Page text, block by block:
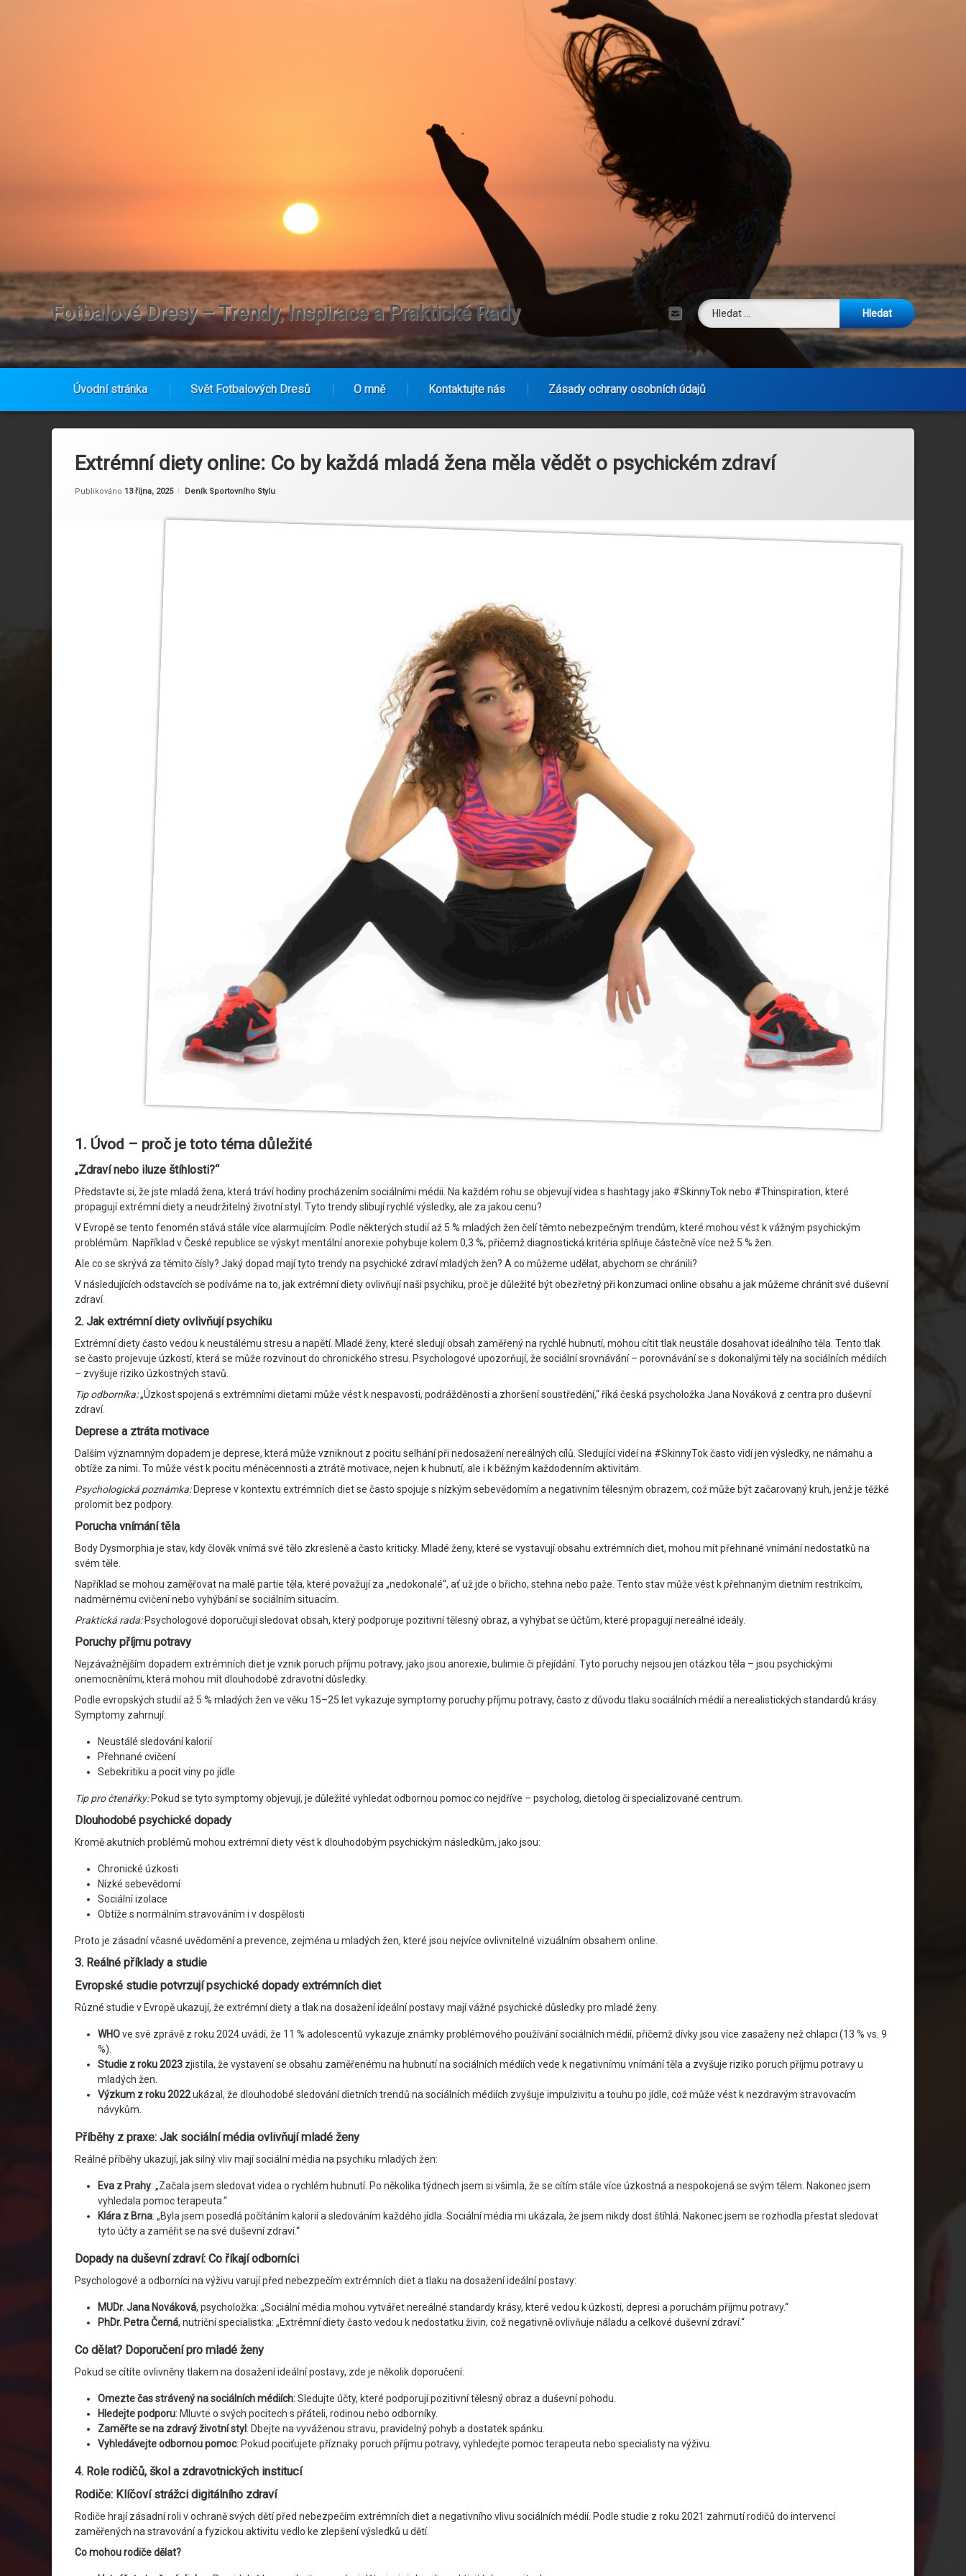
Fotbalové Dresy – Trendy, Inspirace a Praktické Rady Tel: E-mail
Vyhledávání
Úvodní stránka Svět Fotbalových Dresů O mně Kontaktujte nás Zásady ochrany osobních údajů
Extrémní diety online: Co by každá mladá žena měla vědět o psychickém zdraví
Publikováno 13 října, 2025
Aktualizováno 27 října, 2025
Od Ruby
Kategorie:
Deník Sportovního Stylu
1. Úvod – proč je toto téma důležité
„Zdraví nebo iluze štíhlosti?“
Představte si, že jste mladá žena, která tráví hodiny procházením sociálními médii. Na každém rohu se objevují videa s hashtagy jako #SkinnyTok nebo #Thinspiration, které
propagují extrémní diety a neudržitelný životní styl. Tyto trendy slibují rychlé výsledky, ale za jakou cenu?
V Evropě se tento fenomén stává stále více alarmujícím. Podle některých studií až 5 % mladých žen čelí těmto nebezpečným trendům, které mohou vést k vážným psychickým
problémům. Například v České republice se výskyt mentální anorexie pohybuje kolem 0,3 %, přičemž diagnostická kritéria splňuje částečně více než 5 % žen.
Ale co se skrývá za těmito čísly? Jaký dopad mají tyto trendy na psychické zdraví mladých žen? A co můžeme udělat, abychom se chránili?
V následujících odstavcích se podíváme na to, jak extrémní diety ovlivňují naši psychiku, proč je důležité být obezřetný při konzumaci online obsahu a jak můžeme chránit své duševní
zdraví.
2. Jak extrémní diety ovlivňují psychiku
Extrémní diety často vedou k neustálému stresu a napětí. Mladé ženy, které sledují obsah zaměřený na rychlé hubnutí, mohou cítit tlak neustále dosahovat ideálního těla. Tento tlak
se často projevuje úzkostí, která se může rozvinout do chronického stresu. Psychologové upozorňují, že sociální srovnávání – porovnávání se s dokonalými těly na sociálních médiích
– zvyšuje riziko úzkostných stavů.
Tip odborníka:„Úzkost spojená s extrémními dietami může vést k nespavosti, podrážděnosti a zhoršení soustředění,“ říká česká psycholožka Jana Nováková z centra pro duševní
zdraví.
Deprese a ztráta motivace
Dalším významným dopadem je deprese, která může vzniknout z pocitu selhání při nedosažení nereálných cílů. Sledující videí na #SkinnyTok často vidí jen výsledky, ne námahu a
obtíže za nimi. To může vést k pocitu méněcennosti a ztrátě motivace, nejen k hubnutí, ale i k běžným každodenním aktivitám.
Psychologická poznámka:Deprese v kontextu extrémních diet se často spojuje s nízkým sebevědomím a negativním tělesným obrazem, což může být začarovaný kruh, jenž je těžké
prolomit bez podpory.
Porucha vnímání těla
Body Dysmorphia je stav, kdy člověk vnímá své tělo zkresleně a často kriticky. Mladé ženy, které se vystavují obsahu extrémních diet, mohou mít přehnané vnímání nedostatků na
svém těle.
Například se mohou zaměřovat na malé partie těla, které považují za „nedokonalé“, ať už jde o břicho, stehna nebo paže. Tento stav může vést k přehnaným dietním restrikcím,
nadměrnému cvičení nebo vyhýbání se sociálním situacím.
Praktická rada:Psychologové doporučují sledovat obsah, který podporuje pozitivní tělesný obraz, a vyhýbat se účtům, které propagují nereálné ideály.
Poruchy příjmu potravy
Nejzávažnějším dopadem extrémních diet je vznik poruch příjmu potravy, jako jsou anorexie, bulimie či přejídání. Tyto poruchy nejsou jen otázkou těla – jsou psychickými
onemocněními, která mohou mít dlouhodobé zdravotní důsledky.
Podle evropských studií až 5 % mladých žen ve věku 15–25 let vykazuje symptomy poruchy příjmu potravy, často z důvodu tlaku sociálních médií a nerealistických standardů krásy.
Symptomy zahrnují:
Neustálé sledování kalorií
Přehnané cvičení
Sebekritiku a pocit viny po jídle
Tip pro čtenářky:Pokud se tyto symptomy objevují, je důležité vyhledat odbornou pomoc co nejdříve – psycholog, dietolog či specializované centrum.
Dlouhodobé psychické dopady
Kromě akutních problémů mohou extrémní diety vést k dlouhodobým psychickým následkům, jako jsou:
Chronické úzkosti
Nízké sebevědomí
Sociální izolace
Obtíže s normálním stravováním i v dospělosti
Proto je zásadní včasné uvědomění a prevence, zejména u mladých žen, které jsou nejvíce ovlivnitelné vizuálním obsahem online.
3. Reálné příklady a studie
Evropské studie potvrzují psychické dopady extrémních diet
Různé studie v Evropě ukazují, že extrémní diety a tlak na dosažení ideální postavy mají vážné psychické důsledky pro mladé ženy.
WHOve své zprávě z roku 2024 uvádí, že 11 % adolescentů vykazuje známky problémového používání sociálních médií, přičemž dívky jsou více zasaženy než chlapci (13 % vs. 9
%).
Studie z roku 2023 zjistila, že vystavení se obsahu zaměřenému na hubnutí na sociálních médiích vede k negativnímu vnímání těla a zvyšuje riziko poruch příjmu potravy u
mladých žen.
Výzkum z roku 2022ukázal, že dlouhodobé sledování dietních trendů na sociálních médiích zvyšuje impulzivitu a touhu po jídle, což může vést k nezdravým stravovacím
návykům.
Příběhy z praxe: Jak sociální média ovlivňují mladé ženy
Reálné příběhy ukazují, jak silný vliv mají sociální média na psychiku mladých žen:
Eva z Prahy: „Začala jsem sledovat videa o rychlém hubnutí. Po několika týdnech jsem si všimla, že se cítím stále více úzkostná a nespokojená se svým tělem. Nakonec jsem
vyhledala pomoc terapeuta.“
Klára z Brna: „Byla jsem posedlá počítáním kalorií a sledováním každého jídla. Sociální média mi ukázala, že jsem nikdy dost štíhlá. Nakonec jsem se rozhodla přestat sledovat
tyto účty a zaměřit se na své duševní zdraví.“
Dopady na duševní zdraví: Co říkají odborníci
Psychologové a odborníci na výživu varují před nebezpečím extrémních diet a tlaku na dosažení ideální postavy:
MUDr. Jana Nováková, psycholožka: „Sociální média mohou vytvářet nereálné standardy krásy, které vedou k úzkosti, depresi a poruchám příjmu potravy.“
PhDr. Petra Černá, nutriční specialistka: „Extrémní diety často vedou k nedostatku živin, což negativně ovlivňuje náladu a celkové duševní zdraví.“
Co dělat? Doporučení pro mladé ženy
Pokud se cítíte ovlivněny tlakem na dosažení ideální postavy, zde je několik doporučení:
Omezte čas strávený na sociálních médiích: Sledujte účty, které podporují pozitivní tělesný obraz a duševní pohodu.
Hledejte podporu: Mluvte o svých pocitech s přáteli, rodinou nebo odborníky.
Zaměřte se na zdravý životní styl : Dbejte na vyváženou stravu, pravidelný pohyb a dostatek spánku.
Vyhledávejte odbornou pomoc: Pokud pociťujete příznaky poruch příjmu potravy, vyhledejte pomoc terapeuta nebo specialisty na výživu.
4. Role rodičů, škol a zdravotnických institucí
Rodiče: Klíčoví strážci digitálního zdraví
Rodiče hrají zásadní roli v ochraně svých dětí před nebezpečím extrémních diet a negativního vlivu sociálních médií. Podle studie z roku 2021 zahrnutí rodičů do intervencí
zaměřených na stravování a fyzickou aktivitu vedlo ke zlepšení výsledků u dětí.
Co mohou rodiče dělat?